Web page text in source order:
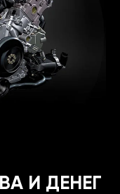
И ДЕНЕГ